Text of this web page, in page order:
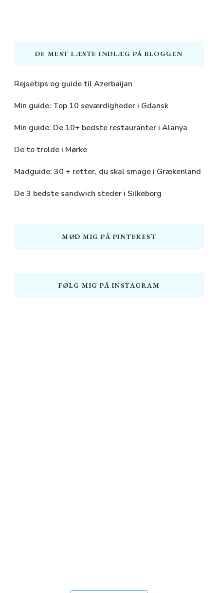
DE MEST LÆSTE INDLÆG PÅ BLOGGEN
Rejsetips og guide til Azerbaijan
Min guide: Top 10 seværdigheder i Gdansk
Min guide: De 10+ bedste restauranter i Alanya
De to trolde i Mørke
Madguide: 30 + retter, du skal smage i Grækenland
De 3 bedste sandwich steder i Silkeborg
MØD MIG PÅ PINTEREST
FØLG MIG PÅ INSTAGRAM